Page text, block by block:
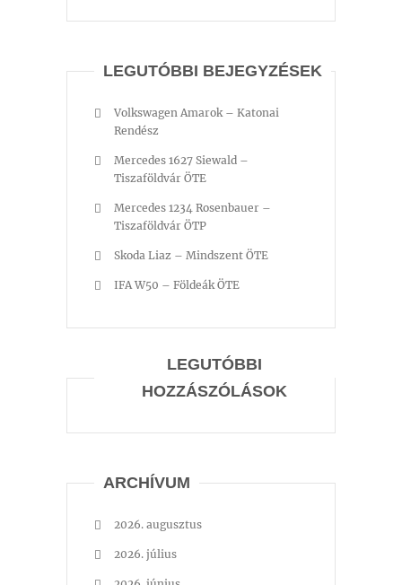
LEGUTÓBBI BEJEGYZÉSEK
Volkswagen Amarok – Katonai
Rendész
Mercedes 1627 Siewald –
Tiszaföldvár ÖTE
Mercedes 1234 Rosenbauer –
Tiszaföldvár ÖTP
Skoda Liaz – Mindszent ÖTE
IFA W50 – Földeák ÖTE
LEGUTÓBBI
HOZZÁSZÓLÁSOK
ARCHÍVUM
2026. augusztus
2026. július